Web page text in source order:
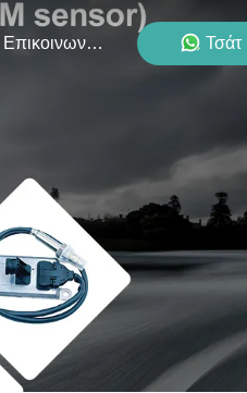
Επικοινωνήστε Μαζί Μας Τσάτ